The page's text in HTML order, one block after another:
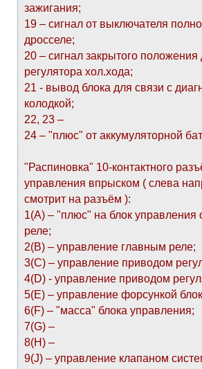
зажигания;
19 – сигнал от выключателя
дросселе;
20 – сигнал закрытого положения
регулятора хол.хода;
21 - вывод блока для связи с
колодкой;
22, 23 –
24 – "плюс" от аккумуляторной
"Распиновка" 10-контактного
управления впрыском ( слева
смотрит на разъём ):
1(А) – "плюс" на блок управления
реле;
2(В) – управление главным реле;
3(С) – управление приводом
4(D) - управление приводом
5(E) – управление форсункой
6(F) – "масса" блока управления;
7(G) –
8(H) –
9(J) – управление клапаном